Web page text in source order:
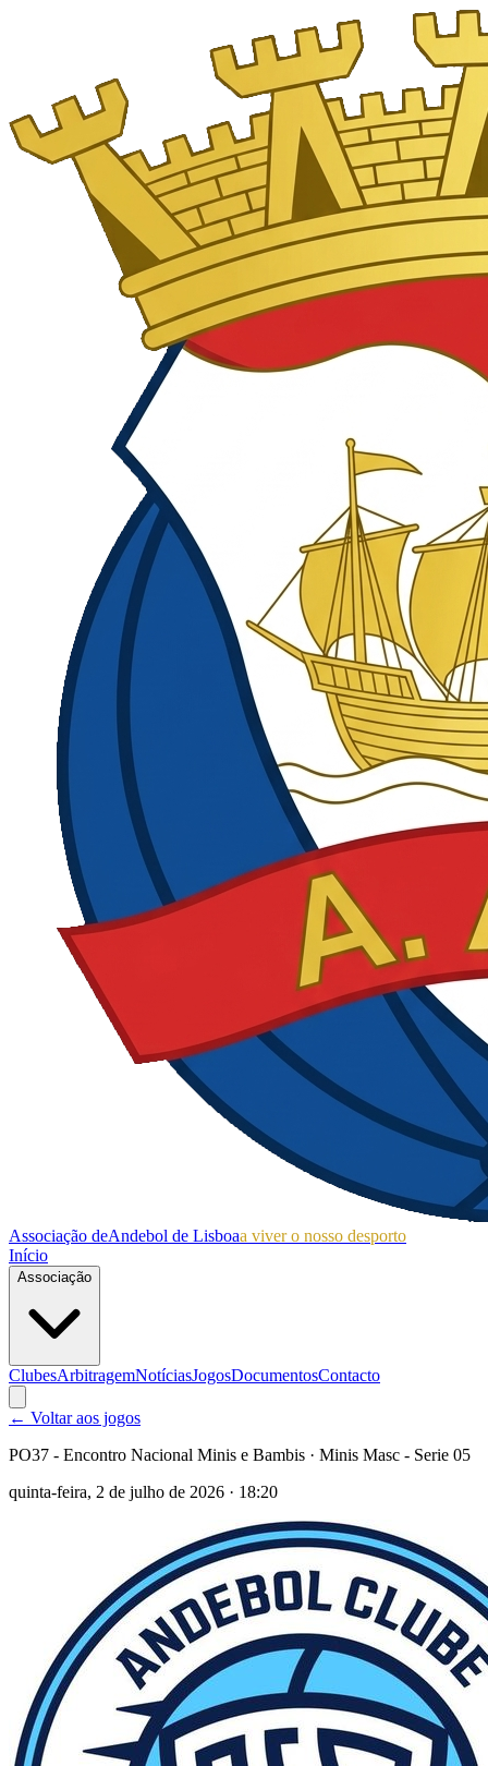
Associação deAndebol de Lisboaa viver o nosso desporto
Início
Associação
ClubesArbitragemNotíciasJogosDocumentosContacto
← Voltar aos jogos
PO37 - Encontro Nacional Minis e Bambis · Minis Masc - Serie 05
quinta-feira, 2 de julho de 2026 · 18:20